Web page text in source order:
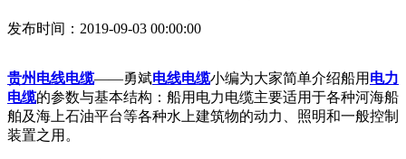
发布时间：2019-09-03 00:00:00
贵州电线电缆——勇斌电线电缆小编为大家简单介绍船用 电力
电缆的参数与基本结构：船用电力电缆主要适用于各种河海船
舶及海上石油平台等各种水上建筑物的动力、照明和一般控制
装置之用。